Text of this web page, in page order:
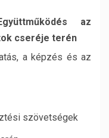
az
cseréje terén
a képzés és az
szövetségek